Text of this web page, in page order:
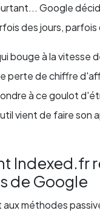
Google
des jours, parfois
bouge à la vitesse
perte de chiffre
à ce goulot
vient de faire son
Indexed.fr
de Google
méthodes